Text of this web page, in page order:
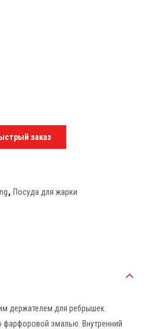
заказ
, Посуда для жарки
держателем для ребрышек.
фарфоровой эмалью. Внутренний